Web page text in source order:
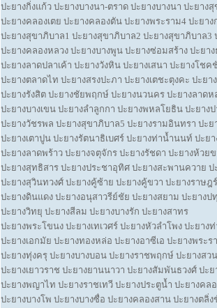
ปะยางกิ่งแก้ว ปะยางบางนา-ตราด ปะยางบางนา ปะยาง
ปะยางคลองเตย ปะยางคลองตัน ปะยางพระราม4 ปะยา
ปะยางสุขาภิบาล1 ปะยางสุขาภิบาล2 ปะยางสุขาภิบาล3
ปะยางคลองหลวง ปะยางบางพูน ปะยางซ่อมสร้าง ปะยา
ปะยางลาดปลาเค้า ปะยางวังหิน ปะยางเสนา ปะยางโชค
ปะยางตลาดไท ปะยางสรงปะภา ปะยางเตชะตุงคะ ปะยาง
ปะยางรังสิต ปะยางชัยพฤกษ์ ปะยางนวนคร ปะยางลาด
ปะยางบางเขน ปะยางลำลูกกา ปะยางพหลโยธิน ปะยางป
ปะยางวัชรพล ปะยางสุขาภิบาล5 ปะยางรามอินทรา ปะ
ปะยางเตาปูน ปะยางรัตนาธิเบศร์ ปะยางท่าน้ำนนท์ ปะย
ปะยางลาดพร้าว ปะยางจตุจักร ปะยางรัชดา ปะยางห้วย
ปะยางสุทธิสาร ปะยางประชาอุทิศ ปะยางสะพานควาย ป
ปะยางสุวินทวงศ์ ปะยางคู้ซ้าย ปะยางคู้ขวา ปะยางราษฎ
ปะยางดินแดง ปะยางอนุสาวรีย์ชัย ปะยางสยาม ปะยางป
ปะยางวิทยุ ปะยางสีลม ปะยางบางรัก ปะยางสาทร
ปะยางพระโขนง ปะยางเทเวศร์ ปะยางหัวลำโพง ปะยางท่
ปะยางเอกมัย ปะยางทองหล่อ ปะยางอาซีเอ ปะยางพระร
ปะยางทุ่งครุ ปะยางบางบอน ปะยางราชพฤกษ์ ปะยางสว
ปะยางเยาวราช ปะยางยานนาวา ปะยางสัมพันธวงศ์ ปะย
ปะยางพญาไท ปะยางราชเทวี ปะยางประตูน้ำ ปะยางคล
ปะยางบางโพ ปะยางบางซื่อ ปะยางคลองสาน ปะยางตลิ่